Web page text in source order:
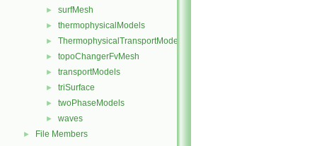
► surfMesh
► thermophysicalModels
► ThermophysicalTransportModels
► topoChangerFvMesh
► transportModels
► triSurface
► twoPhaseModels
► waves
► File Members